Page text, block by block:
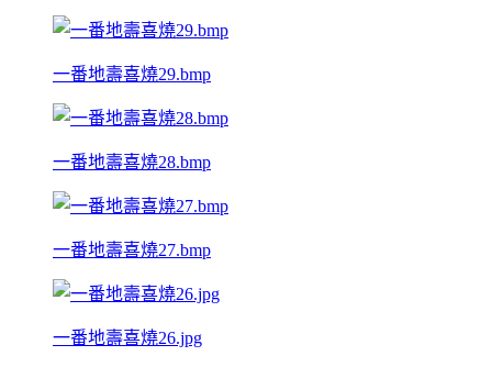
一番地壽喜燒29.bmp
一番地壽喜燒28.bmp
一番地壽喜燒27.bmp
一番地壽喜燒26.jpg